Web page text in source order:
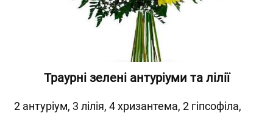
Траурні зелені антуріуми та лілії
2 антуріум, 3 лілія, 4 хризантема, 2 гіпсофіла,